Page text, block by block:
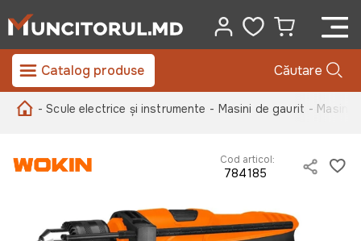
Catalog produse Căutare
- Scule electrice și instrumente - Masini de gaurit - Masina
Cod articol:
784185